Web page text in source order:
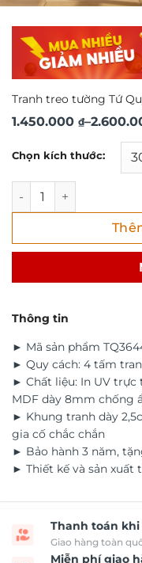
Tranh treo tường Tứ
1.450.000 ₫–
Khoảng
1.450.000 ₫
đến
2.600.000 ₫
Chọn kích thước:
Tranh treo tường Tứ
Thông tin
► Mã sản phẩm
► Quy cách: 4 tấm
► Chất liệu: In UV
MDF dày 8mm chống
► Khung tranh dày
gia cố chắc chắn
► Bảo hành 3 năm,
► Thiết kế và sản xuất
Thanh toán khi
Giao hàng toàn
Miễn phí giao